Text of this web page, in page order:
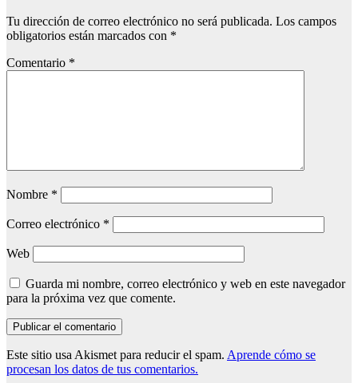
Tu dirección de correo electrónico no será publicada. Los campos
obligatorios están marcados con *
Comentario *
Nombre *
Correo electrónico *
Web
Guarda mi nombre, correo electrónico y web en este navegador
para la próxima vez que comente.
Este sitio usa Akismet para reducir el spam. Aprende cómo se
procesan los datos de tus comentarios.